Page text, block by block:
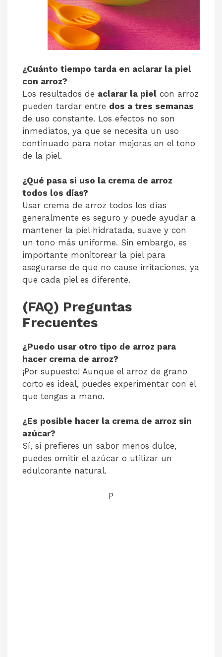
¿Cuánto tiempo tarda en aclarar la piel
con arroz?
Los resultados de aclarar la piel con arroz
pueden tardar entre dos a tres semanas
de uso constante. Los efectos no son
inmediatos, ya que se necesita un uso
continuado para notar mejoras en el tono
de la piel.
¿Qué pasa si uso la crema de arroz
todos los días?
Usar crema de arroz todos los días
generalmente es seguro y puede ayudar a
mantener la piel hidratada, suave y con
un tono más uniforme. Sin embargo, es
importante monitorear la piel para
asegurarse de que no cause irritaciones, ya
que cada piel es diferente.
(FAQ) Preguntas
Frecuentes
¿Puedo usar otro tipo de arroz para
hacer crema de arroz?
¡Por supuesto! Aunque el arroz de grano
corto es ideal, puedes experimentar con el
que tengas a mano.
¿Es posible hacer la crema de arroz sin
azúcar?
Sí, si prefieres un sabor menos dulce,
puedes omitir el azúcar o utilizar un
edulcorante natural.
P